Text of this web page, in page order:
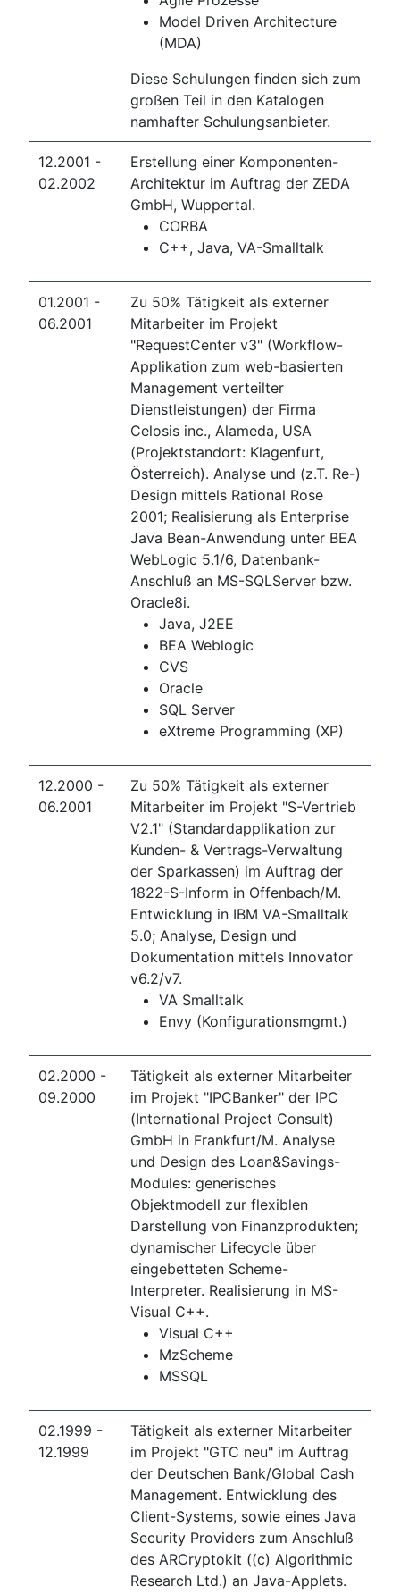
Model Driven Architecture
(MDA)
Diese Schulungen finden sich zum
großen Teil in den Katalogen
namhafter Schulungsanbieter.
12.2001 -
02.2002
Erstellung einer Komponenten-
Architektur im Auftrag der ZEDA
GmbH, Wuppertal.
CORBA
C++, Java, VA-Smalltalk
01.2001 -
06.2001
Zu 50% Tätigkeit als externer
Mitarbeiter im Projekt
"RequestCenter v3" (Workflow-
Applikation zum web-basierten
Management verteilter
Dienstleistungen) der Firma
Celosis inc., Alameda, USA
(Projektstandort: Klagenfurt,
Österreich). Analyse und (z.T. Re-)
Design mittels Rational Rose
2001; Realisierung als Enterprise
Java Bean-Anwendung unter BEA
WebLogic 5.1/6, Datenbank-
Anschluß an MS-SQLServer bzw.
Oracle8i.
Java, J2EE
BEA Weblogic
CVS
Oracle
SQL Server
eXtreme Programming (XP)
12.2000 -
06.2001
Zu 50% Tätigkeit als externer
Mitarbeiter im Projekt "S-Vertrieb
V2.1" (Standardapplikation zur
Kunden- & Vertrags-Verwaltung
der Sparkassen) im Auftrag der
1822-S-Inform in Offenbach/M.
Entwicklung in IBM VA-Smalltalk
5.0; Analyse, Design und
Dokumentation mittels Innovator
v6.2/v7.
VA Smalltalk
Envy (Konfigurationsmgmt.)
02.2000 -
09.2000
Tätigkeit als externer Mitarbeiter
im Projekt "IPCBanker" der IPC
(International Project Consult)
GmbH in Frankfurt/M. Analyse
und Design des Loan&Savings-
Modules: generisches
Objektmodell zur flexiblen
Darstellung von Finanzprodukten;
dynamischer Lifecycle über
eingebetteten Scheme-
Interpreter. Realisierung in MS-
Visual C++.
Visual C++
MzScheme
MSSQL
02.1999 -
12.1999
Tätigkeit als externer Mitarbeiter
im Projekt "GTC neu" im Auftrag
der Deutschen Bank/Global Cash
Management. Entwicklung des
Client-Systems, sowie eines Java
Security Providers zum Anschluß
des ARCryptokit ((c) Algorithmic
Research Ltd.) an Java-Applets.